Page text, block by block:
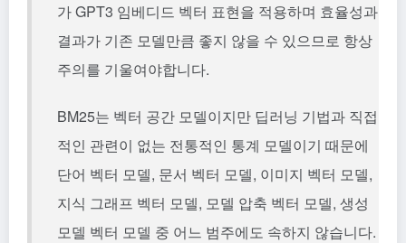
가 GPT3 임베디드 벡터 표현을 적용하며 효율성과
결과가 기존 모델만큼 좋지 않을 수 있으므로 항상
주의를 기울여야합니다.
BM25는 벡터 공간 모델이지만 딥러닝 기법과 직접
적인 관련이 없는 전통적인 통계 모델이기 때문에
단어 벡터 모델, 문서 벡터 모델, 이미지 벡터 모델,
지식 그래프 벡터 모델, 모델 압축 벡터 모델, 생성
모델 벡터 모델 중 어느 범주에도 속하지 않습니다.